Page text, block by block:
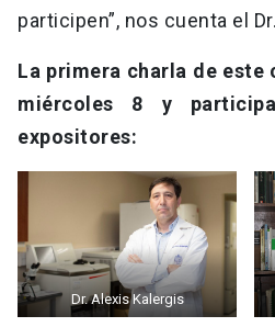
participen”, nos cuenta el
La primera charla de
miércoles 8 y
expositores:
Dr. Alexis Kalergis